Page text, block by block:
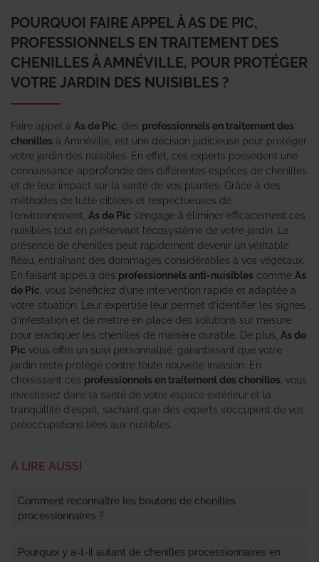
POURQUOI FAIRE APPEL À AS DE PIC,
PROFESSIONNELS EN TRAITEMENT DES
CHENILLES À AMNÉVILLE, POUR PROTÉGER
VOTRE JARDIN DES NUISIBLES ?
Faire appel à As de Pic , des professionnels en traitement des
chenilles à Amnéville, est une décision judicieuse pour protéger
votre jardin des nuisibles. En effet, ces experts possèdent une
connaissance approfondie des différentes espèces de chenilles
et de leur impact sur la santé de vos plantes. Grâce à des
méthodes de lutte ciblées et respectueuses de
l’environnement, As de Pic s’engage à éliminer efficacement ces
nuisibles tout en préservant l’écosystème de votre jardin. La
présence de chenilles peut rapidement devenir un véritable
fléau, entraînant des dommages considérables à vos végétaux.
En faisant appel à des professionnels anti-nuisibles comme As
de Pic , vous bénéficiez d’une intervention rapide et adaptée à
votre situation. Leur expertise leur permet d’identifier les signes
d’infestation et de mettre en place des solutions sur mesure
pour éradiquer les chenilles de manière durable. De plus, As de
Pic vous offre un suivi personnalisé, garantissant que votre
jardin reste protégé contre toute nouvelle invasion. En
choisissant ces professionnels en traitement des chenilles , vous
investissez dans la santé de votre espace extérieur et la
tranquillité d’esprit, sachant que des experts s’occupent de vos
préoccupations liées aux nuisibles.
À LIRE AUSSI
Comment reconnaître les boutons de chenilles
processionnaires ?
Pourquoi y a-t-il autant de chenilles processionnaires en